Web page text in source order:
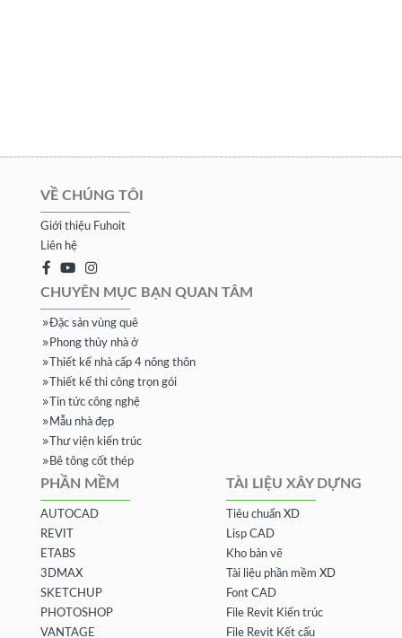
VỀ CHÚNG TÔI
Giới thiệu Fuhoit
Liên hệ
CHUYÊN MỤC BẠN QUAN TÂM
Đặc sản vùng quê
Phong thủy nhà ở
Thiết kế nhà cấp 4 nông thôn
Thiết kế thi công trọn gói
Tin tức công nghệ
Mẫu nhà đẹp
Thư viện kiến trúc
Bê tông cốt thép
PHẦN MỀM
AUTOCAD
REVIT
ETABS
3DMAX
SKETCHUP
PHOTOSHOP
VANTAGE
TÀI LIỆU XÂY DỰNG
Tiêu chuẩn XD
Lisp CAD
Kho bản vẽ
Tài liệu phần mềm XD
Font CAD
File Revit Kiến trúc
File Revit Kết cấu